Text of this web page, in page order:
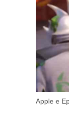
Apple e